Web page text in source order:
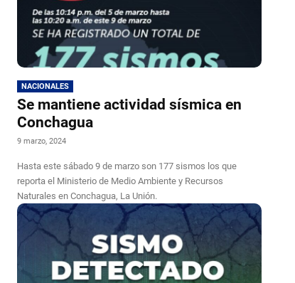
NACIONALES
Se mantiene actividad sísmica en
Conchagua
9 marzo, 2024
Hasta este sábado 9 de marzo son 177 sismos los que
reporta el Ministerio de Medio Ambiente y Recursos
Naturales en Conchagua, La Unión.